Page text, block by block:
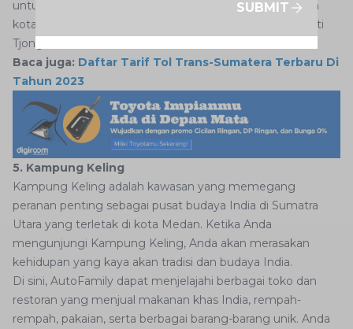
untuk mempelajari lebih dalam tentang perkembangan
kota Medan serta kehidupan pengusaha terkenal seperti
Tjong A Fie.
Baca juga: Daftar Tarif Tol Trans-Sumatera Terbaru Di
Tahun 2023
5. Kampung Keling
Kampung Keling adalah kawasan yang memegang
peranan penting sebagai pusat budaya India di Sumatra
Utara yang terletak di kota Medan. Ketika Anda
mengunjungi Kampung Keling, Anda akan merasakan
kehidupan yang kaya akan tradisi dan budaya India.
Di sini, AutoFamily dapat menjelajahi berbagai toko dan
restoran yang menjual makanan khas India, rempah-
rempah, pakaian, serta berbagai barang-barang unik. Anda
SUBMIT